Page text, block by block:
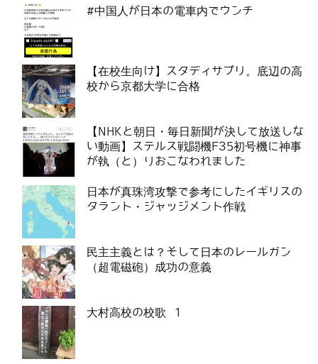
#中国人が日本の電車内でウンチ
【在校生向け】スタディサプリ。底辺の高
校から京都大学に合格
【NHKと朝日・毎日新聞が決して放送しな
い動画】ステルス戦闘機F35初号機に神事
が執（と）りおこなわれました
日本が真珠湾攻撃で参考にしたイギリスの
タラント・ジャッジメント作戦
民主主義とは？そして日本のレールガン
（超電磁砲）成功の意義
大村高校の校歌 1